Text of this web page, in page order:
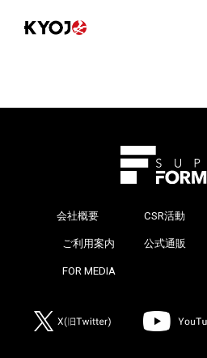
会社概要 CSR活動
ご利用案内 公式通販
FOR MEDIA